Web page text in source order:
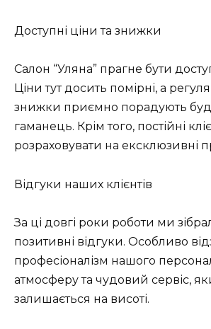
Доступні ціни та знижки
Салон “Уляна” прагне бути
Ціни тут досить помірні, а
знижки приємно порадують
гаманець. Крім того, постійні
розраховувати на ексклюзивні
Відгуки наших клієнтів
За ці довгі роки роботи ми
позитивні відгуки. Особливо
професіоналізм нашого
атмосферу та чудовий сервіс,
залишається на висоті.